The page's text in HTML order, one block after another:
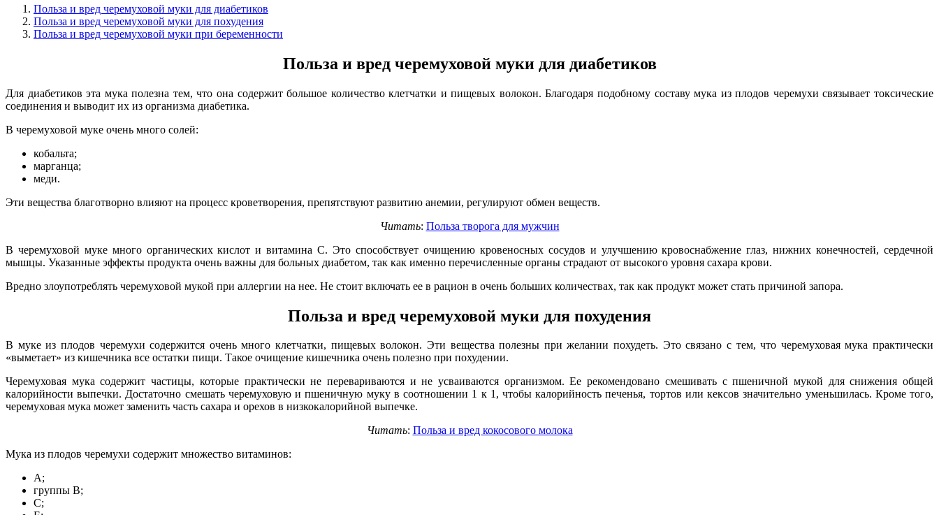
Польза и вред черемуховой муки для диабетиков
Польза и вред черемуховой муки для похудения
Польза и вред черемуховой муки при беременности
Польза и вред черемуховой муки для диабетиков
Для диабетиков эта мука полезна тем, что она содержит большое количество клетчатки и пищевых волокон. Благодаря подобному составу мука из плодов черемухи связывает токсические
соединения и выводит их из организма диабетика.
В черемуховой муке очень много солей:
кобальта;
марганца;
меди.
Эти вещества благотворно влияют на процесс кроветворения, препятствуют развитию анемии, регулируют обмен веществ.
Читать: Польза творога для мужчин
В черемуховой муке много органических кислот и витамина С. Это способствует очищению кровеносных сосудов и улучшению кровоснабжение глаз, нижних конечностей, сердечной
мышцы. Указанные эффекты продукта очень важны для больных диабетом, так как именно перечисленные органы страдают от высокого уровня сахара крови.
Вредно злоупотреблять черемуховой мукой при аллергии на нее. Не стоит включать ее в рацион в очень больших количествах, так как продукт может стать причиной запора.
Польза и вред черемуховой муки для похудения
В муке из плодов черемухи содержится очень много клетчатки, пищевых волокон. Эти вещества полезны при желании похудеть. Это связано с тем, что черемуховая мука практически
«выметает» из кишечника все остатки пищи. Такое очищение кишечника очень полезно при похудении.
Черемуховая мука содержит частицы, которые практически не перевариваются и не усваиваются организмом. Ее рекомендовано смешивать с пшеничной мукой для снижения общей
калорийности выпечки. Достаточно смешать черемуховую и пшеничную муку в соотношении 1 к 1, чтобы калорийность печенья, тортов или кексов значительно уменьшилась. Кроме того,
черемуховая мука может заменить часть сахара и орехов в низкокалорийной выпечке.
Читать: Польза и вред кокосового молока
Мука из плодов черемухи содержит множество витаминов:
А;
группы В;
С;